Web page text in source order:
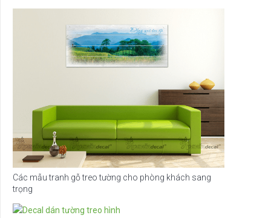
Các mẫu tranh gỗ treo tường cho phòng khách sang
trọng